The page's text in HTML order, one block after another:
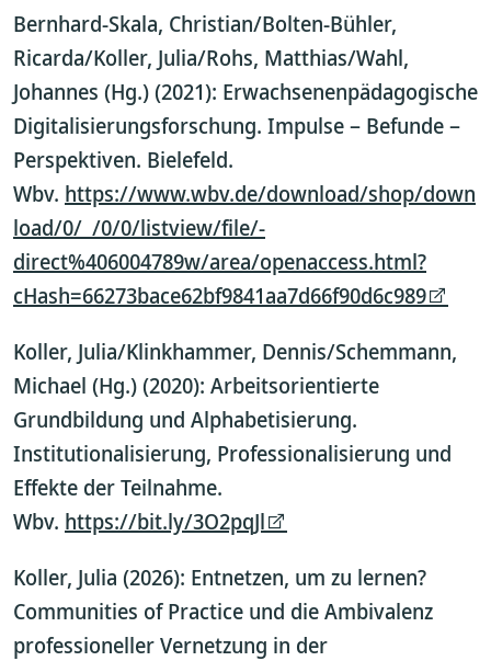
Bernhard-Skala, Christian/Bolten-Bühler,
Ricarda/Koller, Julia/Rohs, Matthias/Wahl,
Johannes (Hg.) (2021): Erwachsenenpädagogische
Digitalisierungsforschung. Impulse – Befunde –
Perspektiven. Bielefeld.
Wbv. https://www.wbv.de/download/shop/down
load/0/_/0/0/listview/file/-
direct%406004789w/area/openaccess.html?
cHash=66273bace62bf9841aa7d66f90d6c989
Koller, Julia/Klinkhammer, Dennis/Schemmann,
Michael (Hg.) (2020): Arbeitsorientierte
Grundbildung und Alphabetisierung.
Institutionalisierung, Professionalisierung und
Effekte der Teilnahme.
Wbv. https://bit.ly/3O2pqJl
Koller, Julia (2026): Entnetzen, um zu lernen?
Communities of Practice und die Ambivalenz
professioneller Vernetzung in der